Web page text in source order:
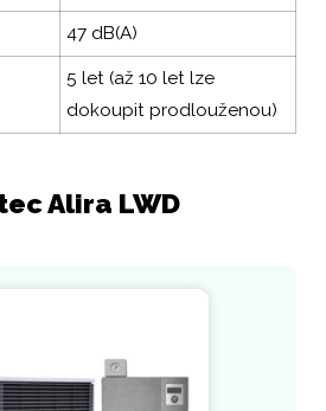
47 dB(A)
5 let (až 10 let lze
dokoupit prodlouženou)
Alira LWD